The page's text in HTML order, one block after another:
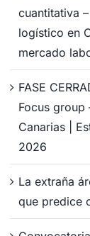
cuantitativa
logístico en
mercado
FASE
Focus group
Canarias |
2026
La extraña
que predice